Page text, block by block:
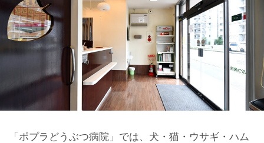
「ポプラどうぶつ病院」では、犬・猫・ウサギ・ハム